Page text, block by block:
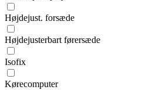
Højdejust. forsæde
Højdejusterbart førersæde
Isofix
Kørecomputer